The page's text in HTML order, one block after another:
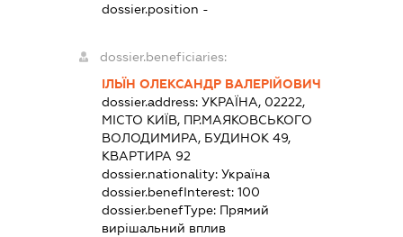
dossier.position -
dossier.beneficiaries:
ІЛЬЇН ОЛЕКСАНДР ВАЛЕРІЙОВИЧ
dossier.address:УКРАЇНА, 02222,
МІСТО КИЇВ, ПР.МАЯКОВСЬКОГО
ВОЛОДИМИРА, БУДИНОК 49,
КВАРТИРА 92
dossier.nationality:Україна
dossier.benefInterest:100
dossier.benefType: Прямий
вирішальний вплив